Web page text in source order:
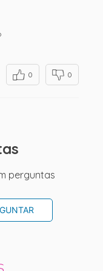
0 0
perguntas